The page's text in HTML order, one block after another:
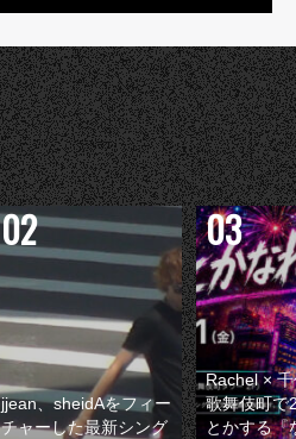
jjean、sheidAをフィー
チャーした最新シング
Rachel ×
歌舞伎町で
とかする『